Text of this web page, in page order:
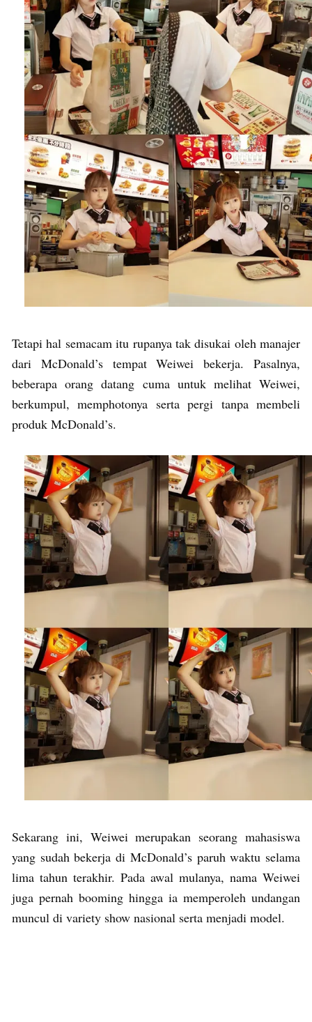
Tetapi hal semacam itu rupanya tak disukai oleh manajer
dari McDonald’s tempat Weiwei bekerja. Pasalnya,
beberapa orang datang cuma untuk melihat Weiwei,
berkumpul, memphotonya serta pergi tanpa membeli
produk McDonald’s.
Sekarang ini, Weiwei merupakan seorang mahasiswa
yang sudah bekerja di McDonald’s paruh waktu selama
lima tahun terakhir. Pada awal mulanya, nama Weiwei
juga pernah booming hingga ia memperoleh undangan
muncul di variety show nasional serta menjadi model.